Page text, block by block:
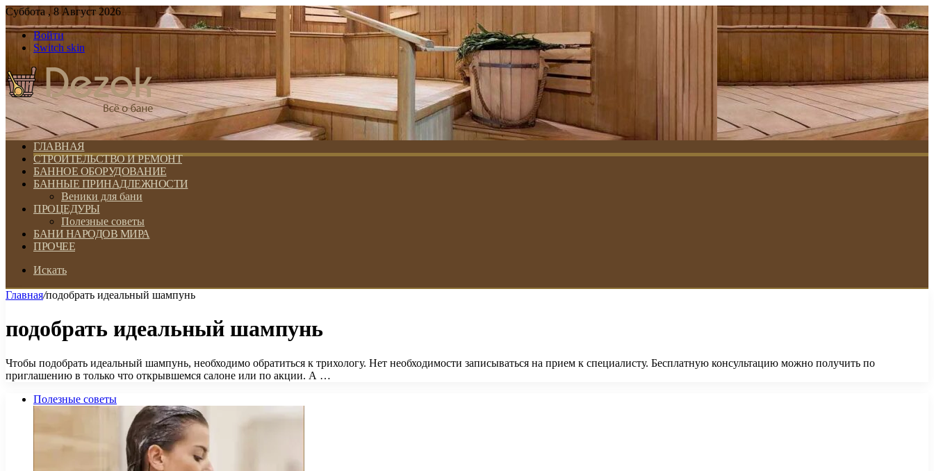
Суббота , 8 Август 2026
Войти
Switch skin
ГЛАВНАЯ
СТРОИТЕЛЬСТВО И РЕМОНТ
БАННОЕ ОБОРУДОВАНИЕ
БАННЫЕ ПРИНАДЛЕЖНОСТИ
Веники для бани
ПРОЦЕДУРЫ
Полезные советы
БАНИ НАРОДОВ МИРА
ПРОЧЕЕ
Искать
Главная/подобрать идеальный шампунь
подобрать идеальный шампунь
Чтобы подобрать идеальный шампунь, необходимо обратиться к трихологу. Нет необходимости записываться на прием к специалисту. Бесплатную консультацию можно получить по
приглашению в только что открывшемся салоне или по акции. А …
Полезные советы